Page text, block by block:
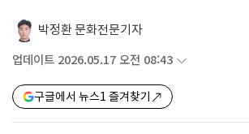
박정환 문화전문기자
업데이트 2026.05.17 오전 08:43
구글에서 뉴스1 즐겨찾기